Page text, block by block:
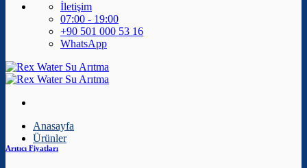
İletişim
07:00 - 19:00
+90 501 000 53 16
WhatsApp
Anasayfa
Ürünler
Arıtıcı Fiyatları